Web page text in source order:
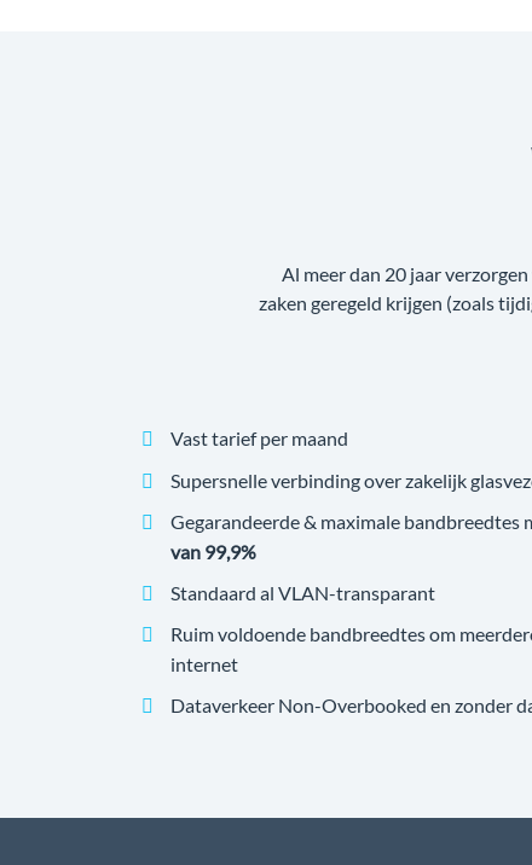
Al meer dan 20 jaar
zaken geregeld krijgen (zoals
Vast tarief per maand
Supersnelle verbinding over zakelijk
Gegarandeerde & maximale bandbreedtes
van 99,9%
Standaard al VLAN-transparant
Ruim voldoende bandbreedtes om
internet
Dataverkeer Non-Overbooked en zonder